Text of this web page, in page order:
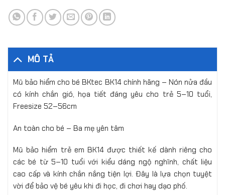
MÔ TẢ
Mũ bảo hiểm cho bé BKtec BK14 chính hãng – Nón nửa đầu
có kính chắn gió, họa tiết đáng yêu cho trẻ 5–10 tuổi,
Freesize 52–56cm
An toàn cho bé – Ba mẹ yên tâm
Mũ bảo hiểm trẻ em BK14 được thiết kế dành riêng cho
các bé từ 5–10 tuổi với kiểu dáng ngộ nghĩnh, chất liệu
cao cấp và kính chắn nắng tiện lợi. Đây là lựa chọn tuyệt
vời để bảo vệ bé yêu khi đi học, đi chơi hay dạo phố.